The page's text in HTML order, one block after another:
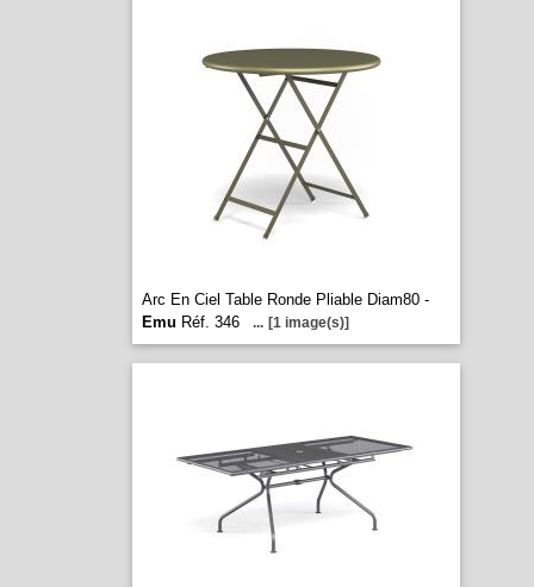
Arc En Ciel Table Ronde Pliable Diam80 -
Emu Réf. 346 ... [1 image(s)]